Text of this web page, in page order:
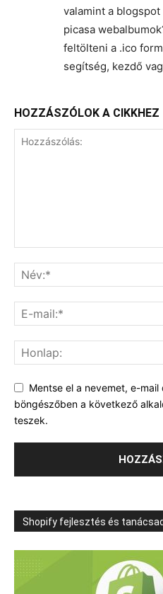
valamint a
picasa
feltölteni a .ico
segítség, kezdő
HOZZÁSZÓLOK A CIKKHEZ
Mentse el a nevemet, e-
böngészőben a következő
teszek.
Shopify fejlesztés és